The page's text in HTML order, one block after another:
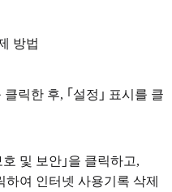
방법
릭한 후, ｢설정｣ 표시를 클
및 보안｣을 클릭하고,
하여 인터넷 사용기록 삭제